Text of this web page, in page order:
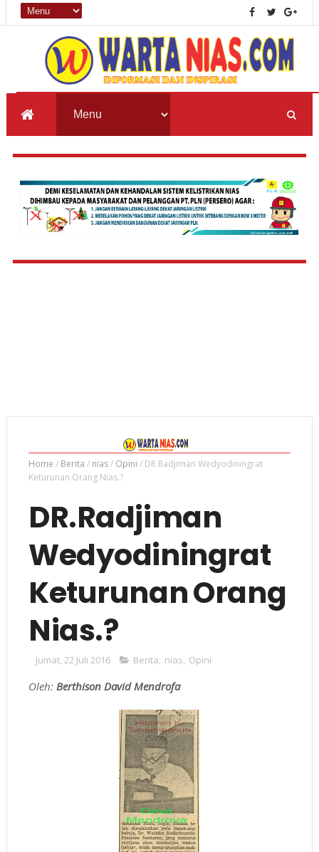
Home / Berita / nias/ Opini / DR.Radjiman Wedyodiningrat
Keturunan Orang Nias.?
DR.Radjiman
Wedyodiningrat
Keturunan Orang
Nias.?
Jumat, 22 Juli 2016 Berita, nias, Opini
Oleh:Berthison David Mendrofa